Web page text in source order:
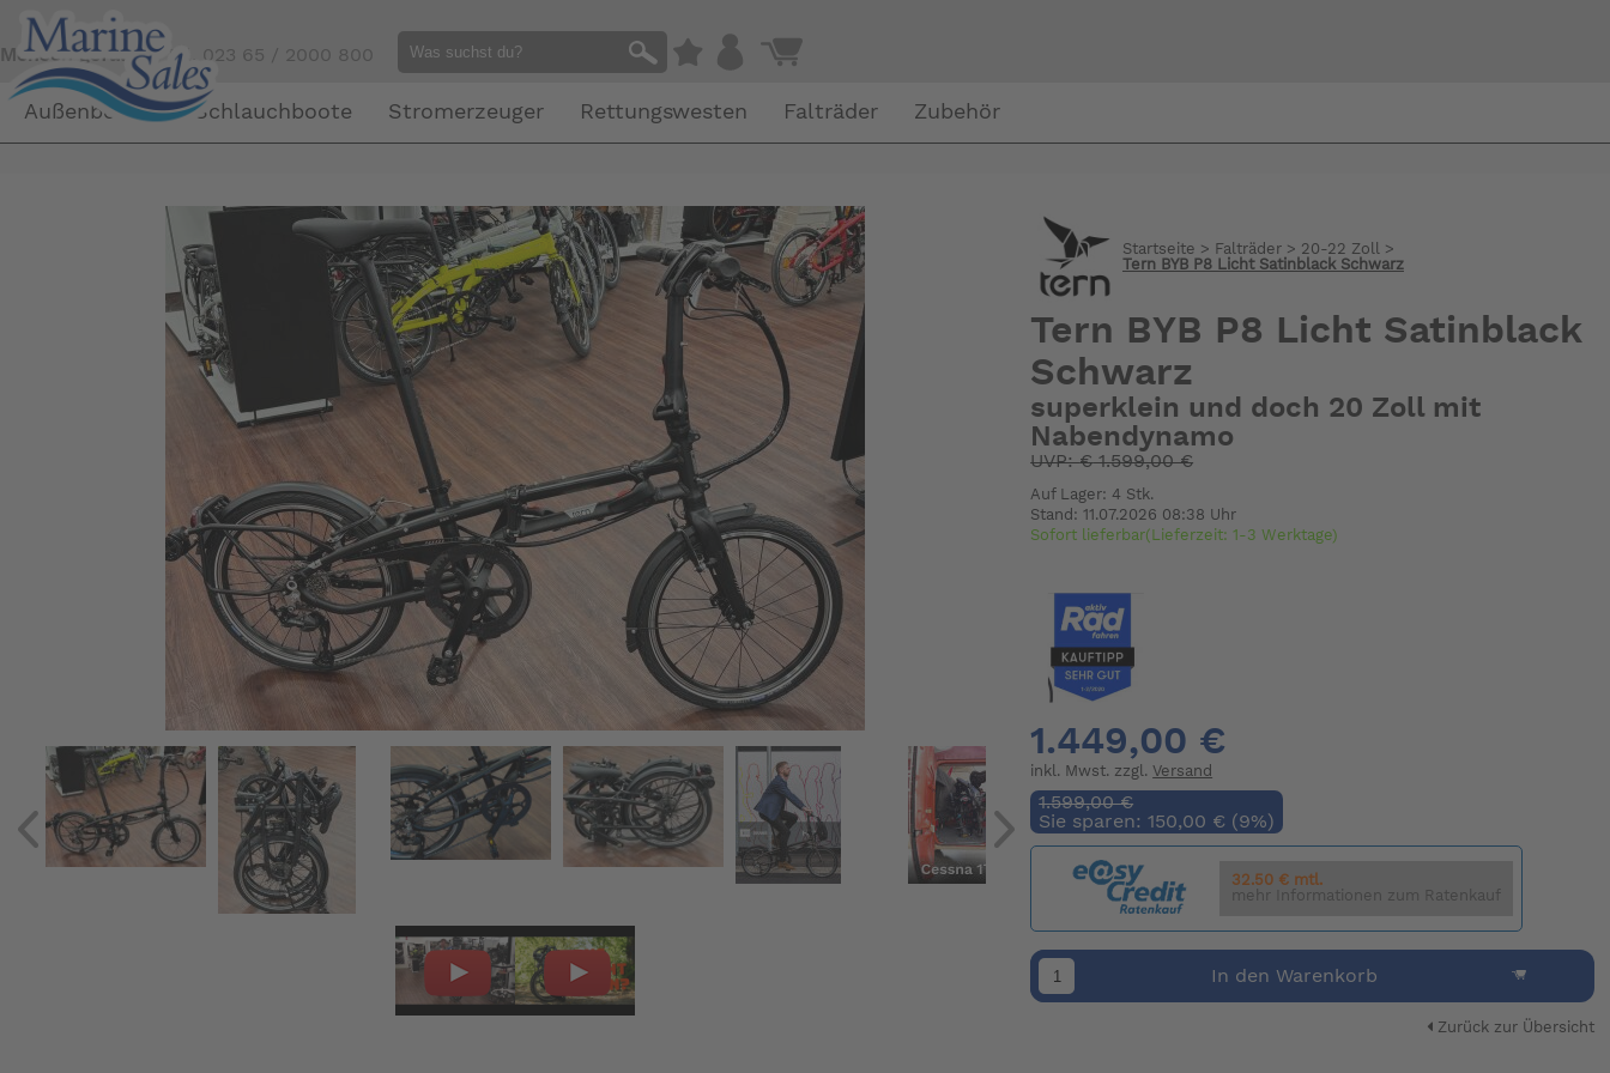
Mensch gefällig?Tel. 023 65 / 2000 800
Außenborder Schlauchboote Stromerzeuger Rettungswesten Falträder Zubehör
Startseite > Falträder> 20-22 Zoll>
Tern BYB P8 Licht Satinblack Schwarz
Tern BYB P8 Licht Satinblack
Schwarz
superklein und doch 20 Zoll mit
Nabendynamo
UVP:€1.599,00 €
Auf Lager: 4 Stk.
Stand: 11.07.2026 08:38 Uhr
Sofort lieferbar(Lieferzeit: 1-3 Werktage)
1.449,00 €
inkl. Mwst. zzgl. Versand
1.599,00 €
Sie sparen: 150,00 € (9%)
32.50 € mtl.
mehr Informationen zum Ratenkauf
In den Warenkorb
Zurück zur Übersicht